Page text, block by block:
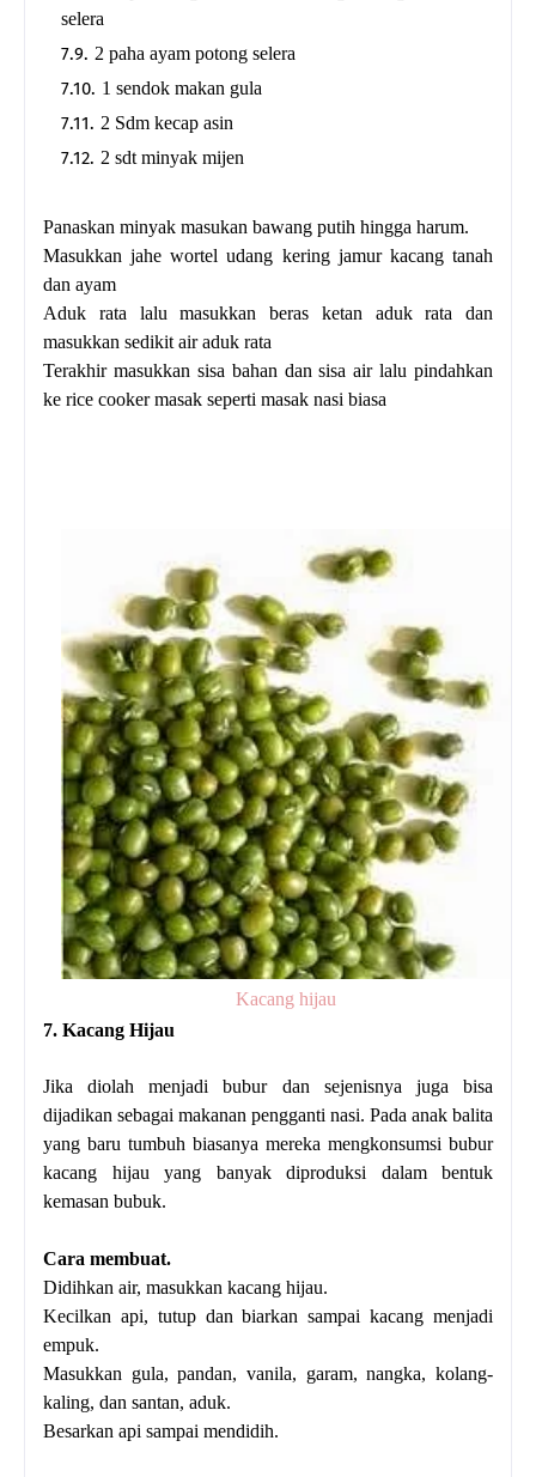
selera
2 paha ayam potong selera
1 sendok makan gula
2 Sdm kecap asin
2 sdt minyak mijen
Panaskan minyak masukan bawang putih hingga harum.
Masukkan jahe wortel udang kering jamur kacang tanah
dan ayam
Aduk rata lalu masukkan beras ketan aduk rata dan
masukkan sedikit air aduk rata
Terakhir masukkan sisa bahan dan sisa air lalu pindahkan
ke rice cooker masak seperti masak nasi biasa
Kacang hijau
7. Kacang Hijau
Jika diolah menjadi bubur dan sejenisnya juga bisa
dijadikan sebagai makanan pengganti nasi. Pada anak balita
yang baru tumbuh biasanya mereka mengkonsumsi bubur
kacang hijau yang banyak diproduksi dalam bentuk
kemasan bubuk.
Cara membuat.
Didihkan air, masukkan kacang hijau.
Kecilkan api, tutup dan biarkan sampai kacang menjadi
empuk.
Masukkan gula, pandan, vanila, garam, nangka, kolang-
kaling, dan santan, aduk.
Besarkan api sampai mendidih.